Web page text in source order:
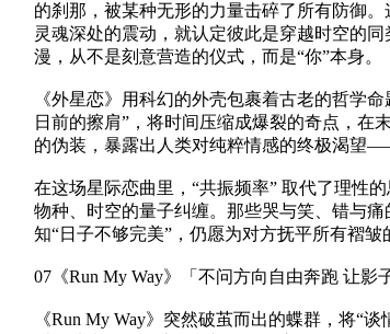
的刹那，被某种无形的力量击碎了所有防御
灵魂深处的震动，就认定彼此是穿越时空的
漫，从不是刻意营造的仪式，而是“你”本身。
《外星恋》用科幻的外壳包裹着古老的哲学
日前的擦肩”，将时间压缩成爆裂的奇点，在
的伪装，暴露出人类对纯粹情感的终极渴望
在这场星际恋曲里，“共振频率” 取代了理性
物种、时空的量子纠缠。那些哭与笑、错与
知“日子不够完美”，仍愿为对方抚平所有褶皱
07《Run My Way》「不问方向自由奔跑 让影
《Run My Way》突然破茧而出的蝶群，将